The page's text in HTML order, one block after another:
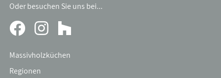
Massivholzküchen
Regionen
Oder besuchen Sie uns bei...